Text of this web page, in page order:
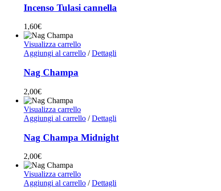
Incenso Tulasi cannella
1,60€
Visualizza carrello
Aggiungi al carrello / Dettagli
Nag Champa
2,00€
Visualizza carrello
Aggiungi al carrello / Dettagli
Nag Champa Midnight
2,00€
Visualizza carrello
Aggiungi al carrello / Dettagli